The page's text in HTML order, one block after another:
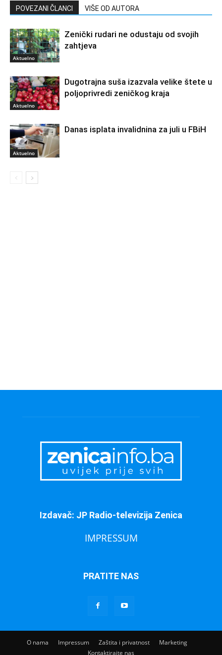
POVEZANI ČLANCI VIŠE OD AUTORA
Aktuelno
Zenički rudari ne odustaju od svojih
zahtjeva
Aktuelno
Dugotrajna suša izazvala velike štete u
poljoprivredi zeničkog kraja
Aktuelno
Danas isplata invalidnina za juli u FBiH
Izdavač: JP Radio-televizija Zenica
IMPRESSUM
PRATITE NAS
O nama Impressum Zaštita i privatnost
Marketing
Kontaktirajte nas